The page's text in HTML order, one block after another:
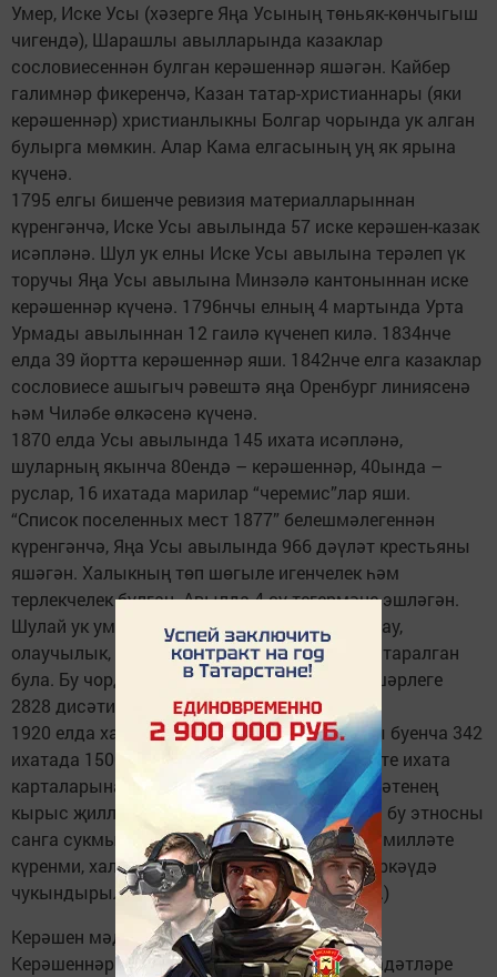
Умер, Иске Усы (хәзерге Яңа Усының төньяк-көнчыгыш
чигендә), Шарашлы авылларында казаклар
сословиесеннән булган керәшеннәр яшәгән. Кайбер
галимнәр фикеренчә, Казан татар-христианнары (яки
керәшеннәр) христианлыкны Болгар чорында ук алган
булырга мөмкин. Алар Кама елгасының уң як ярына
күченә.
1795 елгы бишенче ревизия материалларыннан
күренгәнчә, Иске Усы авылында 57 иске керәшен-казак
исәпләнә. Шул ук елны Иске Усы авылына терәлеп үк
торучы Яңа Усы авылына Минзәлә кантоныннан иске
керәшеннәр күченә. 1796нчы елның 4 мартында Урта
Урмады авылыннан 12 гаилә күченеп килә. 1834нче
елда 39 йортта керәшеннәр яши. 1842нче елга казаклар
сословиесе ашыгыч рәвештә яңа Оренбург линиясенә
һәм Чиләбе өлкәсенә күченә.
1870 елда Усы авылында 145 ихата исәпләнә,
шуларның якынча 80ендә – керәшеннәр, 40ында –
руслар, 16 ихатада марилар “черемис”лар яши.
“Список поселенных мест 1877” белешмәлегеннән
күренгәнчә, Яңа Усы авылында 966 дәүләт крестьяны
яшәгән. Халыкның төп шөгыле игенчелек һәм
терлекчелек булган. Авылда 4 су тегермәне эшләгән.
Шулай ук умартачылык, чабата үрү, чана ясау,
олаучылык, балта эше, экипажлар ясау киң таралган
була. Бу чорда авыл общинасының җир кишәрлеге
2828 дисәтинә тәшкил итә.
1920 елда халык санын алу мәгълүматлары буенча 342
ихатада 1500 керәшен яши. Аларның милләте ихата
карталарына да язылган була. Дәүләт сәясәтенең
кырыс җилләре алдагы халык санын алуда бу этносны
санга сукмый. 1990 елларга кадәр керәшен милләте
күренми, халыкның хокуклары кысыла, “Чиркәүдә
чукындырылган” белән тиңләштерелә. (ред.)
Керәшен мәдәнияте
Керәшеннәр үзләрен үз мәдәнияте, гореф-гадәтләре